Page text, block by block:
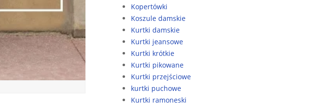
Kopertówki
Koszule damskie
Kurtki damskie
Kurtki jeansowe
Kurtki krótkie
Kurtki pikowane
Kurtki przejściowe
kurtki puchowe
Kurtki ramoneski